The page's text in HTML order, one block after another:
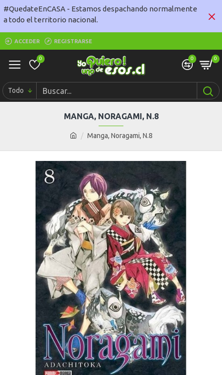
#QuedateEnCASA - Estamos despachando normalmente
a todo el territorio nacional.
ACCEDER REGISTRARSE
0 0 0
Todo
Manga, Noragami, N.8
MANGA, NORAGAMI, N.8